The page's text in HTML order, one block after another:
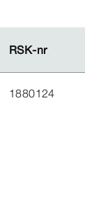
RSK-​nr
RSK-​nr
1880124